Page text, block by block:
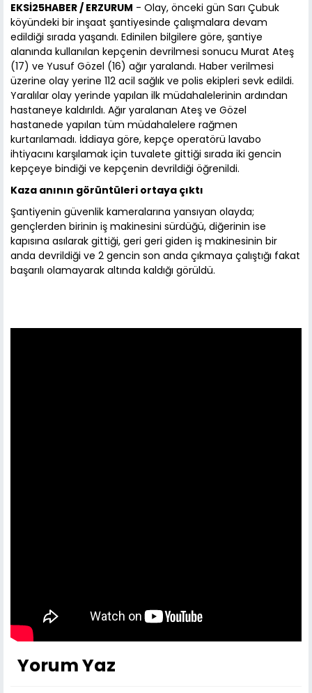
EKSİ25HABER / ERZURUM - Olay, önceki gün Sarı Çubuk
köyündeki bir inşaat şantiyesinde çalışmalara devam
edildiği sırada yaşandı. Edinilen bilgilere göre, şantiye
alanında kullanılan kepçenin devrilmesi sonucu Murat Ateş
(17) ve Yusuf Gözel (16) ağır yaralandı. Haber verilmesi
üzerine olay yerine 112 acil sağlık ve polis ekipleri sevk edildi.
Yaralılar olay yerinde yapılan ilk müdahalelerinin ardından
hastaneye kaldırıldı. Ağır yaralanan Ateş ve Gözel
hastanede yapılan tüm müdahalelere rağmen
kurtarılamadı. İddiaya göre, kepçe operatörü lavabo
ihtiyacını karşılamak için tuvalete gittiği sırada iki gencin
kepçeye bindiği ve kepçenin devrildiği öğrenildi.
Kaza anının görüntüleri ortaya çıktı
Şantiyenin güvenlik kameralarına yansıyan olayda;
gençlerden birinin iş makinesini sürdüğü, diğerinin ise
kapısına asılarak gittiği, geri geri giden iş makinesinin bir
anda devrildiği ve 2 gencin son anda çıkmaya çalıştığı fakat
başarılı olamayarak altında kaldığı görüldü.
Yorum Yaz